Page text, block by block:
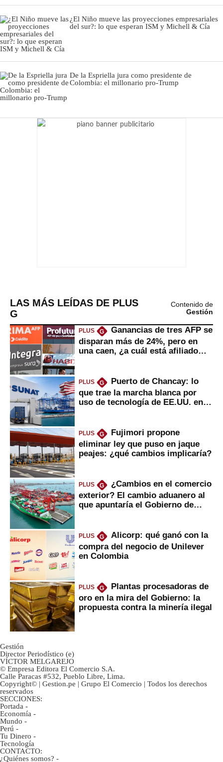
¿El Niño mueve las proyecciones empresariales
del sur?: lo que esperan ISM y Michell & Cía
De la Espriella jura como presidente de
Colombia: el millonario pro-Trump
LAS MÁS LEÍDAS DE PLUS
G
Contenido de
Gestión
PLUS G
Ganancias de tres AFP se
disparan más de 24%, pero en
una caen, ¿a cuál está afiliado
PLUS G
Puerto de Chancay: lo
que trae la marcha blanca por
uso de tecnología de EE.UU. en
PLUS G
Fujimori propone
eliminar ley que puso en jaque
peajes: ¿qué cambios implicaría?
PLUS G
¿Cambios en el comercio
exterior? El cambio aduanero al
que apuntaría el Gobierno de
PLUS G
Alicorp: qué ganó con la
compra del negocio de Unilever
en Colombia
PLUS G
Plantas procesadoras de
oro en la mira del Gobierno: la
propuesta contra la minería ilegal
Gestión
Director Periodístico (e)
VÍCTOR MELGAREJO
© Empresa Editora El Comercio S.A.
Calle Paracas #532, Pueblo Libre, Lima.
Copyright© | Gestion.pe | Grupo El Comercio | Todos los derechos
reservados
SECCIONES:
Portada -
Economía -
Mundo -
Perú -
Tu Dinero -
Tecnología
CONTACTO:
¿Quiénes somos? -